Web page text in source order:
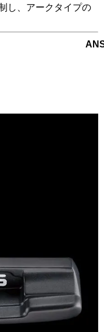
し、アークタイプの